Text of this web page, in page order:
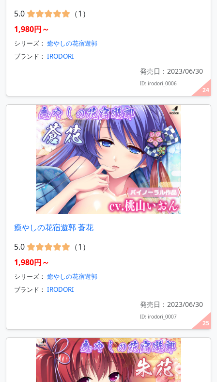
24
5.0
（1）
1,980円～
シリーズ： 癒やしの花宿遊郭
ブランド： IRODORI
発売日：2023/06/30
ID: irodori_0006
25
癒やしの花宿遊郭 蒼花
5.0
（1）
1,980円～
シリーズ： 癒やしの花宿遊郭
ブランド： IRODORI
発売日：2023/06/30
ID: irodori_0007